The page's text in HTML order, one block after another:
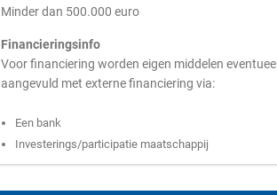
Minder dan 500.000 euro
Financieringsinfo
Voor financiering worden eigen middelen eventueel
aangevuld met externe financiering via:
Een bank
Investerings/participatie maatschappij